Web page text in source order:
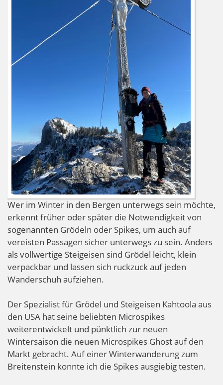
Wer im Winter in den Bergen unterwegs sein möchte,
erkennt früher oder später die Notwendigkeit von
sogenannten Grödeln oder Spikes, um auch auf
vereisten Passagen sicher unterwegs zu sein. Anders
als vollwertige Steigeisen sind Grödel leicht, klein
verpackbar und lassen sich ruckzuck auf jeden
Wanderschuh aufziehen.
Der Spezialist für Grödel und Steigeisen Kahtoola aus
den USA hat seine beliebten Microspikes
weiterentwickelt und pünktlich zur neuen
Wintersaison die neuen Microspikes Ghost auf den
Markt gebracht. Auf einer Winterwanderung zum
Breitenstein konnte ich die Spikes ausgiebig testen.